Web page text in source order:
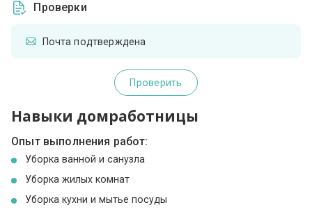
Проверки
Почта подтверждена
Проверить
Навыки домработницы
Опыт выполнения работ:
Уборка ванной и санузла
Уборка жилых комнат
Уборка кухни и мытье посуды